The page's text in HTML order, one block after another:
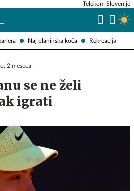
Naj planinska koča Rekreacija
Telekom Slovenije
2 meseca
se ne želi
igrati